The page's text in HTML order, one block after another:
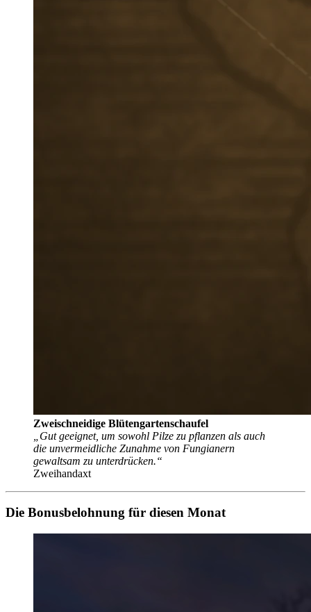
Zweischneidige Blütengartenschaufel
„Gut geeignet, um sowohl Pilze zu pflanzen als auch
die unvermeidliche Zunahme von Fungianern
gewaltsam zu unterdrücken.“
Zweihandaxt
Die Bonusbelohnung für diesen Monat